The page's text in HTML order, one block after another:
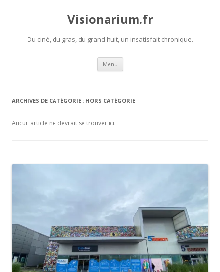
Visionarium.fr
Du ciné, du gras, du grand huit, un insatisfait chronique.
Menu Aller
contenu
ARCHIVES DE CATÉGORIE : HORS CATÉGORIE
Aucun article ne devrait se trouver ici.